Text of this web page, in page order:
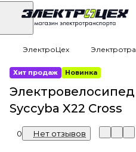
ЭлектроЦех
Хит продаж Новинка
Электровелосипед
Syccyba X22 Cross
0 Нет отзывов